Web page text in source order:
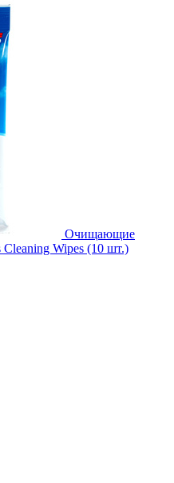
Очищающие
Cleaning Wipes (10 шт.)